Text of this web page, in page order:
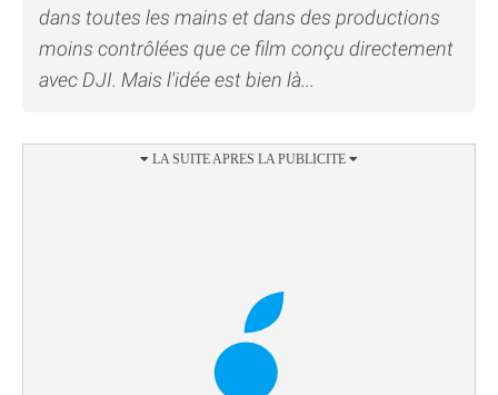
dans toutes les mains et dans des productions
moins contrôlées que ce film conçu directement
avec DJI. Mais l'idée est bien là...